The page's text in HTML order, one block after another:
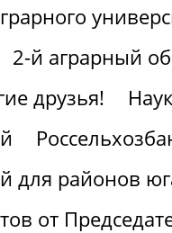
2-й аграрный
друзья!
для районов
от